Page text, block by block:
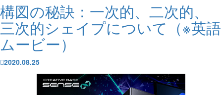
構図の秘訣：一次的、二次的、
三次的シェイプについて（※英語
ムービー）
2020.08.25